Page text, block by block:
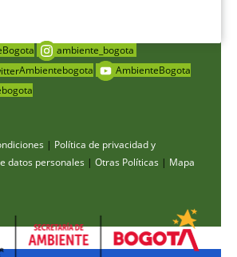
ambiente_bogota
Ambientebogota
AmbienteBogota
| Política de privacidad y
datos personales | Otras Políticas | Mapa